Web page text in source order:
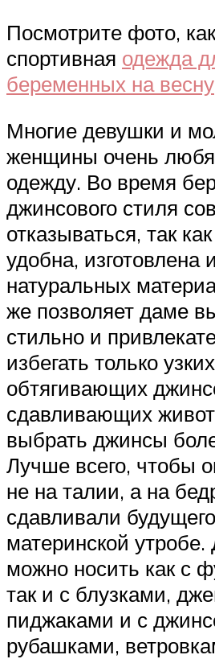
Посмотрите фото,
спортивная одежда
беременных на весну
Многие девушки и
женщины очень
одежду. Во время
джинсового стиля
отказываться, так
удобна, изготовлена
натуральных
же позволяет даме
стильно и
избегать только узких
обтягивающих
сдавливающих
выбрать джинсы
Лучше всего, чтобы
не на талии, а на
сдавливали
материнской
можно носить как с
так и с блузками,
пиджаками и с
рубашками,